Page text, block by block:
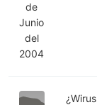
de
Junio
del
2004